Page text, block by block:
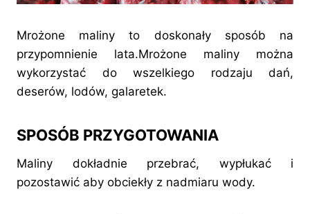
Mrożone maliny to doskonały sposób na
przypomnienie lata.Mrożone maliny można
wykorzystać do wszelkiego rodzaju dań,
deserów, lodów, galaretek.
SPOSÓB PRZYGOTOWANIA
Maliny dokładnie przebrać, wypłukać i
pozostawić aby obciekły z nadmiaru wody.